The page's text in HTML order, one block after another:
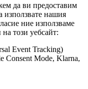
да ви предоставим
използвате нашия
ние използваме
този уебсайт:
Event Tracking)
Consent Mode, Klarna,